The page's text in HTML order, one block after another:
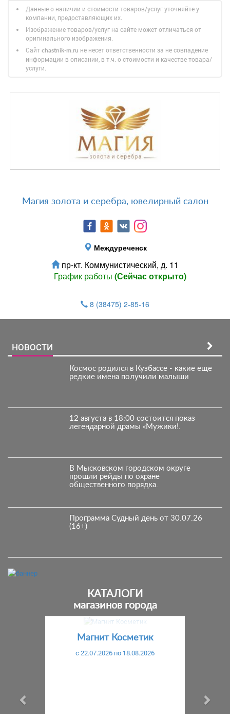
Данные о наличии и стоимости товаров/услуг уточняйте у
компании, предоставляющих их.
Изображение товаров/услуг на сайте может отличаться от
оригинального изображения.
Сайт chastnik-m.ru не несет ответственности за не совпадение
информации в описании, в т.ч. о стоимости и качестве товара/
услуги.
Магия золота и серебра, ювелирный салон
Междуреченск
пр-кт. Коммунистический, д. 11
График работы (Сейчас открыто)
8 (38475) 2-85-16
НОВОСТИ
Космос родился в Кузбассе - какие еще
редкие имена получили малыши
12 августа в 18:00 состоится показ
легендарной драмы «Мужики!.
В Мысковском городском округе
прошли рейды по охране
общественного порядка.
Программа Судный день от 30.07.26
(16+)
КАТАЛОГИ
магазинов города
Магнит Косметик
c 22.07.2026 по 18.08.2026